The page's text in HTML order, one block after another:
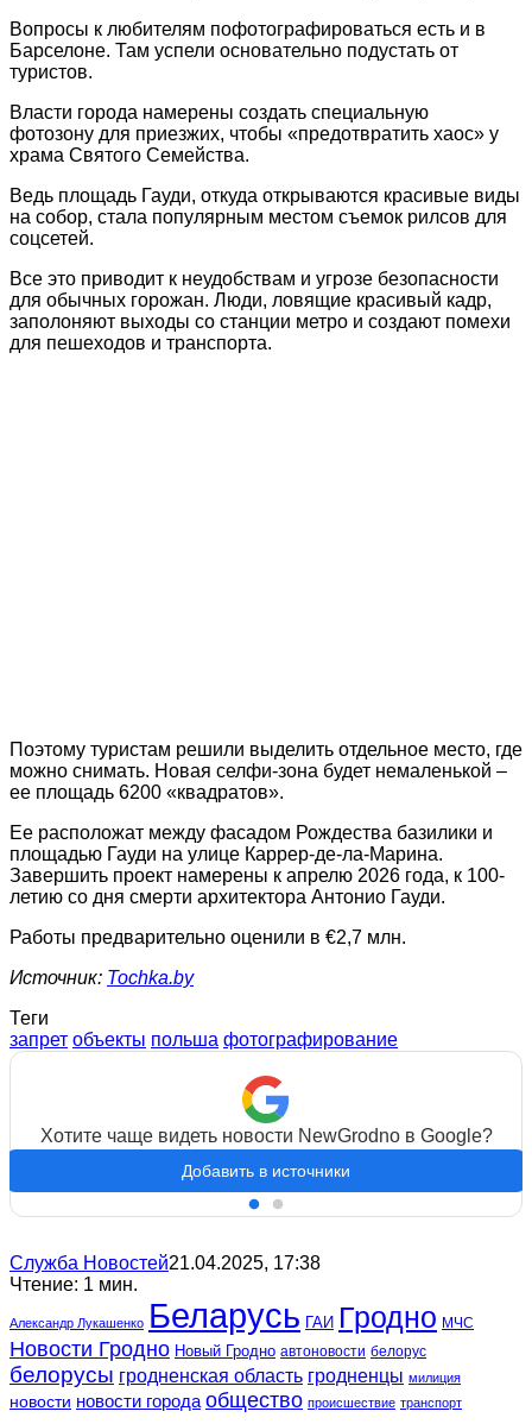
Вопросы к любителям пофотографироваться есть и в
Барселоне. Там успели основательно подустать от
туристов.
Власти города намерены создать специальную
фотозону для приезжих, чтобы «предотвратить хаос» у
храма Святого Семейства.
Ведь площадь Гауди, откуда открываются красивые виды
на собор, стала популярным местом съемок рилсов для
соцсетей.
Все это приводит к неудобствам и угрозе безопасности
для обычных горожан. Люди, ловящие красивый кадр,
заполоняют выходы со станции метро и создают помехи
для пешеходов и транспорта.
Поэтому туристам решили выделить отдельное место, где
можно снимать. Новая селфи-зона будет немаленькой –
ее площадь 6200 «квадратов».
Ее расположат между фасадом Рождества базилики и
площадью Гауди на улице Каррер-де-ла-Марина.
Завершить проект намерены к апрелю 2026 года, к 100-
летию со дня смерти архитектора Антонио Гауди.
Работы предварительно оценили в €2,7 млн.
Источник: Tochka.by
Теги
запрет объекты польша фотографирование
Хотите чаще видеть новости NewGrodno в Google?
Добавить в источники
Служба Новостей21.04.2025, 17:38
Чтение: 1 мин.
Александр Лукашенко Беларусь ГАИ Гродно МЧС
Новости Гродно Новый Гродно автоновости белорус
белорусы гродненская область гродненцы милиция
новости новости города общество происшествие транспорт